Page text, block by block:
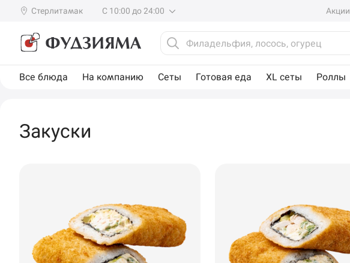
Стерлитамак С 10:00 до 24:00 Акции
Все блюда На компанию Сеты Готовая еда XL сеты Роллы
Закуски